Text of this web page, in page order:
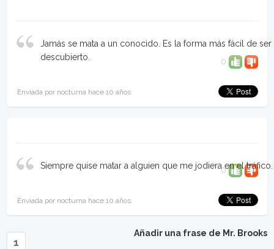
Jamás se mata a un conocido. Es la forma más fácil de ser
descubierto.
0
Enviada por nocturna hace 10 años
Siempre quise matar a alguien que me jodiera en el tráfico.
0
Enviada por nocturna hace 10 años
Añadir una frase de Mr. Brooks
1